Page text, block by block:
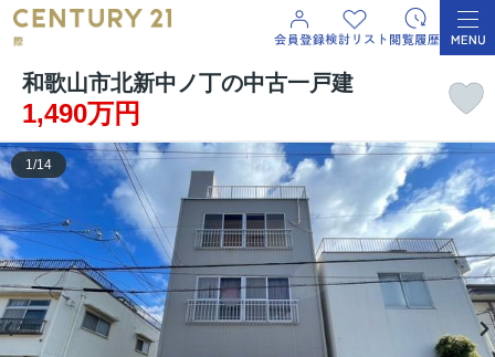
和歌山市北新中ノ丁の中古一戸建
1,490万円
1/14